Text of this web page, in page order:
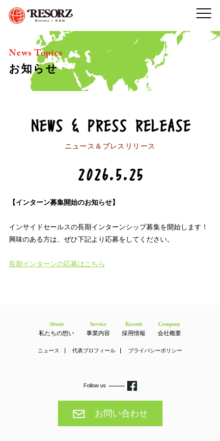
News Topics
お知らせ
NEWS & PRESS RELEASE
ニュース＆プレスリリース
2026.5.25
【インターン募集開始のお知らせ】
インサイドセールスの長期インターンシップ募集を開始します！
興味のある方は、ぜひ下記より応募をしてください。
長期インターンの応募はこちら
About
私たちの想い
Service
事業内容
Recruit
採用情報
Company
会社概要
ニュース 代表プロフィール プライバシーポリシー
Follow us
お問い合わせ